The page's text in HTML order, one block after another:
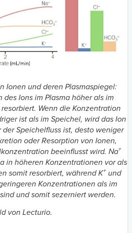
Ionen und deren Plasmaspiegel:
Ions im Plasma höher als im
Wenn die Konzentration
ist als im Speichel, wird das Ion
Speichelfluss ist, desto weniger
oder Resorption von Ionen,
beeinflusst wird. Na+
in höheren Konzentrationen vor als
somit resorbiert, während K+ und
Konzentrationen als im
und somit sezerniert werden.
von Lecturio.